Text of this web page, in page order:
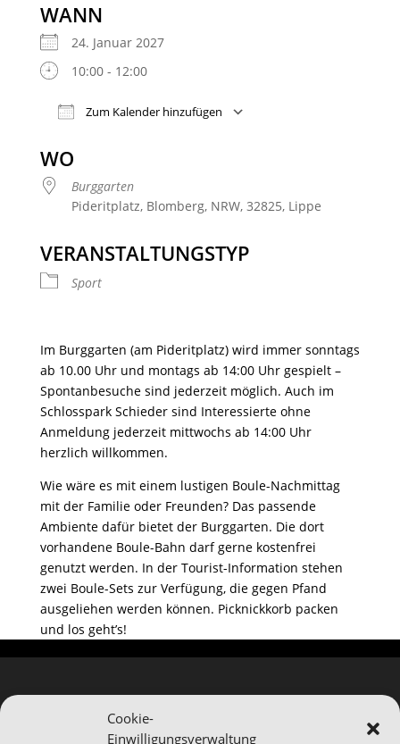
Cookie-
Einwilligungsverwaltung
WANN
24. Januar 2027
10:00 - 12:00
Zum Kalender hinzufügen
WO
Burggarten
Pideritplatz, Blomberg, NRW, 32825, Lippe
VERANSTALTUNGSTYP
Sport
Im Burggarten (am Pideritplatz) wird immer sonntags
ab 10.00 Uhr und montags ab 14:00 Uhr gespielt –
Spontanbesuche sind jederzeit möglich. Auch im
Schlosspark Schieder sind Interessierte ohne
Anmeldung jederzeit mittwochs ab 14:00 Uhr
herzlich willkommen.
Wie wäre es mit einem lustigen Boule-Nachmittag
mit der Familie oder Freunden? Das passende
Ambiente dafür bietet der Burggarten. Die dort
vorhandene Boule-Bahn darf gerne kostenfrei
genutzt werden. In der Tourist-Information stehen
zwei Boule-Sets zur Verfügung, die gegen Pfand
ausgeliehen werden können. Picknickkorb packen
und los geht’s!